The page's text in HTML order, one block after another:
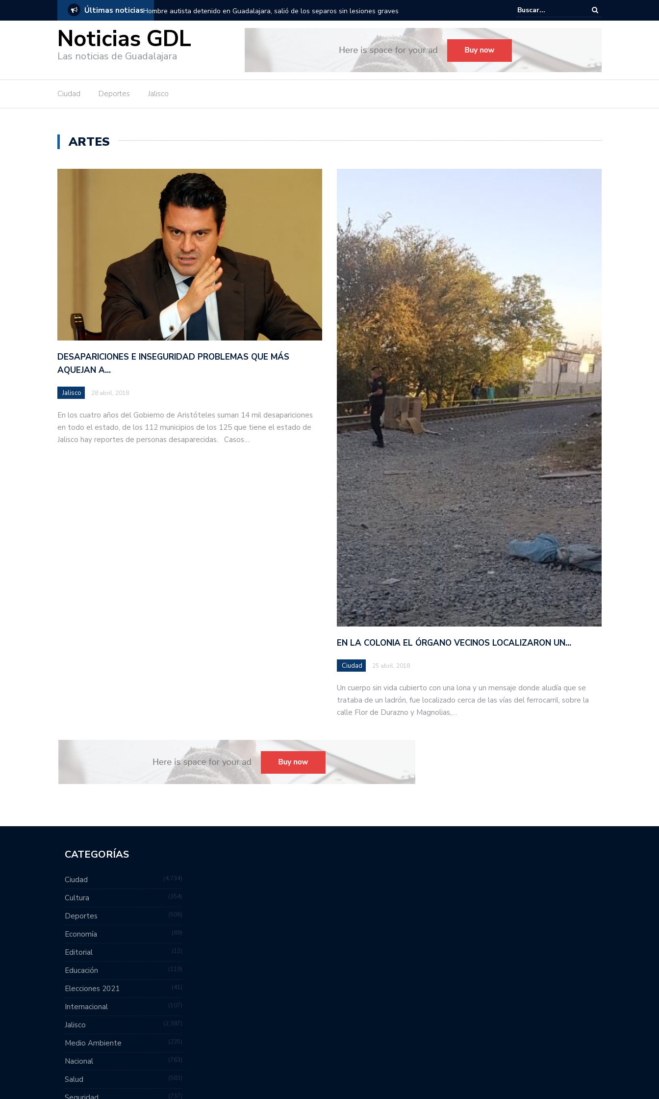
Últimas noticias
Guadalajara, salió de los separos sin lesiones graves Títeres gigantes recorrerán las calles de Guadalajara: aparta la fecha Todo listo para el Festival Desfile Día de Muertos 2025 en
Noticias GDL
Las noticias de Guadalajara
Ciudad Deportes Jalisco
ARTES
DESAPARICIONES E INSEGURIDAD PROBLEMAS QUE MÁS
AQUEJAN A…
Jalisco 28 abril, 2018
En los cuatro años del Gobierno de Aristóteles suman 14 mil desapariciones
en todo el estado, de los 112 municipios de los 125 que tiene el estado de
Jalisco hay reportes de personas desaparecidas. Casos…
EN LA COLONIA EL ÓRGANO VECINOS LOCALIZARON UN…
Ciudad 25 abril, 2018
Un cuerpo sin vida cubierto con una lona y un mensaje donde aludía que se
trataba de un ladrón, fue localizado cerca de las vías del ferrocarril, sobre la
calle Flor de Durazno y Magnolias,…
CATEGORÍAS
Ciudad 4,734
Cultura 354
Deportes 506
Economía 89
Editorial 12
Educación 119
Elecciones 2021 41
Internacional 107
Jalisco 2,387
Medio Ambiente 235
Nacional 763
Salud 583
737